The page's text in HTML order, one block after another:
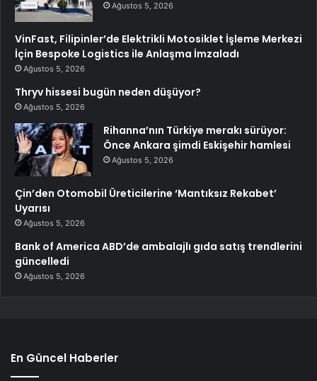
Ağustos 5, 2026
VinFast, Filipinler’de Elektrikli Motosiklet İşleme Merkezi
İçin Bespoke Logistics ile Anlaşma İmzaladı
Ağustos 5, 2026
Thryv hissesi bugün neden düşüyor?
Ağustos 5, 2026
Rihanna’nın Türkiye merakı sürüyor:
Önce Ankara şimdi Eskişehir hamlesi
Ağustos 5, 2026
Çin’den Otomobil Üreticilerine ‘Mantıksız Rekabet’
Uyarısı
Ağustos 5, 2026
Bank of America ABD’de ambalajlı gıda satış trendlerini
güncelledi
Ağustos 5, 2026
En Güncel Haberler